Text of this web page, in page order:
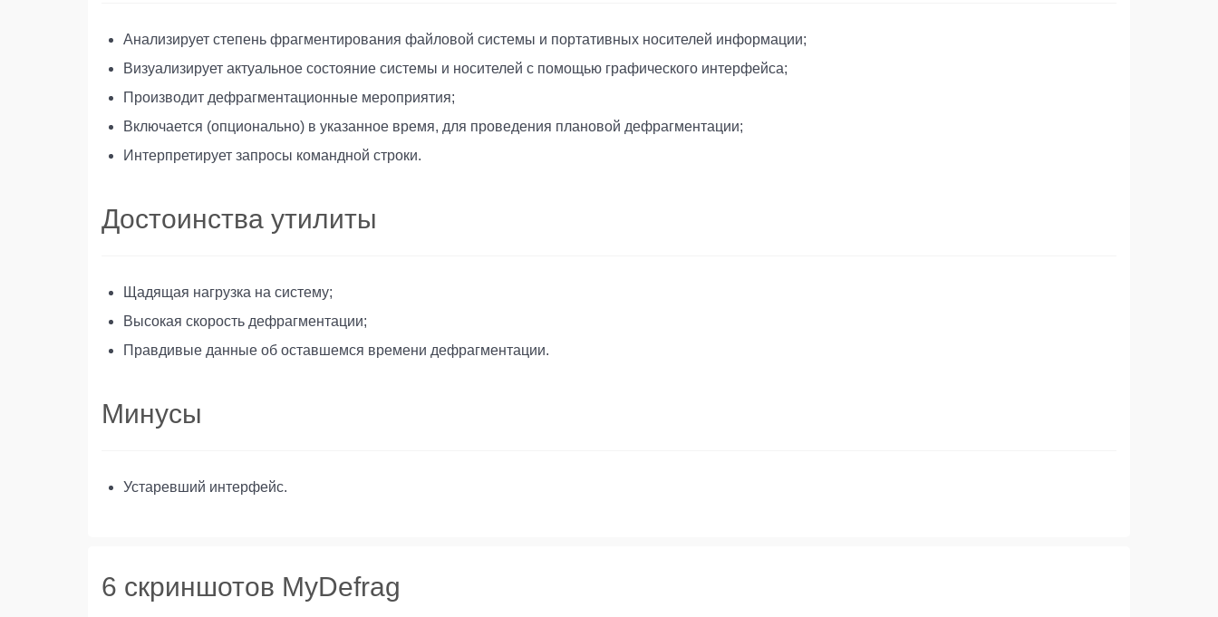
Анализирует степень фрагментирования файловой системы и портативных носителей информации;
Визуализирует актуальное состояние системы и носителей с помощью графического интерфейса;
Производит дефрагментационные мероприятия;
Включается (опционально) в указанное время, для проведения плановой дефрагментации;
Интерпретирует запросы командной строки.
Достоинства утилиты
Щадящая нагрузка на систему;
Высокая скорость дефрагментации;
Правдивые данные об оставшемся времени дефрагментации.
Минусы
Устаревший интерфейс.
6 скриншотов MyDefrag